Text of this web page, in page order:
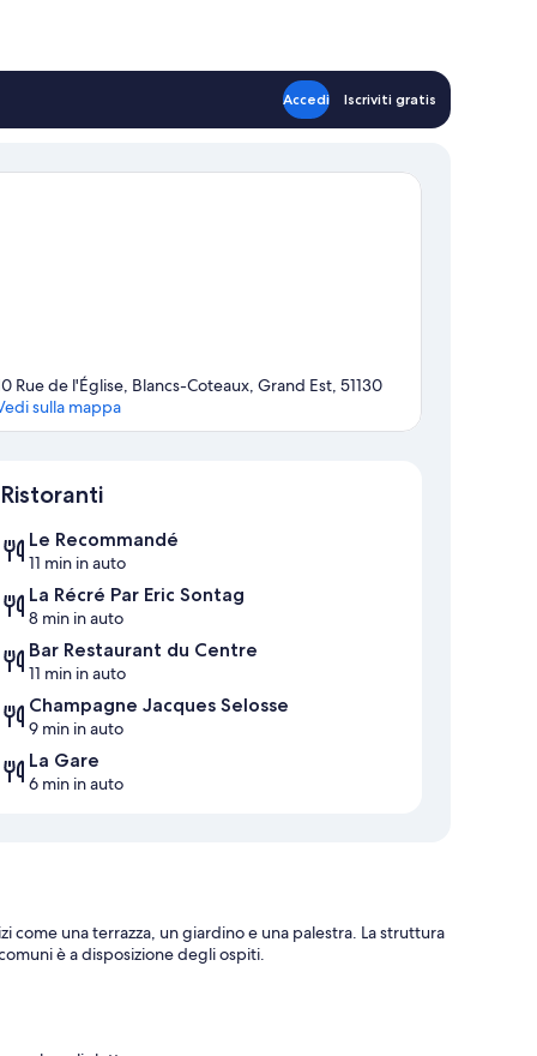
Accedi Iscriviti gratis
Rue de l'Église, Blancs-Coteaux, Grand Est, 51130
sulla mappa
Ristoranti
Le Recommandé
11 min in auto
La Récré Par Eric Sontag
8 min in auto
Bar Restaurant du Centre
11 min in auto
Champagne Jacques Selosse
9 min in auto
La Gare
6 min in auto
una terrazza, un giardino e una palestra. La struttura
è a disposizione degli ospiti.